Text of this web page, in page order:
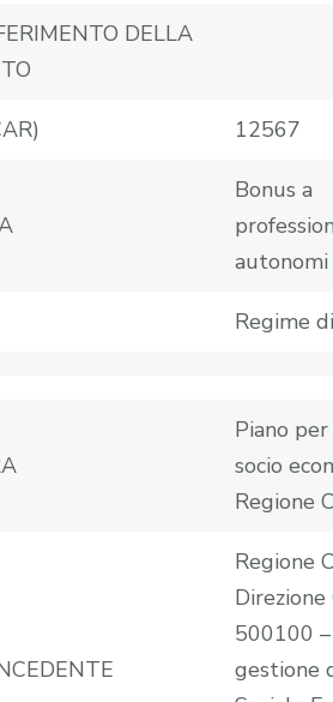
DELLA
12567
Bonus a
autonomi
Regime
Piano per
socio
Regione
Regione
500100
gestione